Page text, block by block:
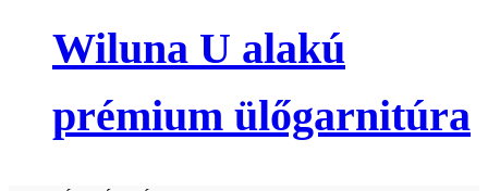
Wiluna U alakú
prémium ülőgarnitúra